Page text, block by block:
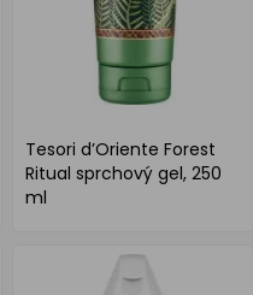
Tesori d’Oriente Forest
Ritual sprchový gel, 250
ml